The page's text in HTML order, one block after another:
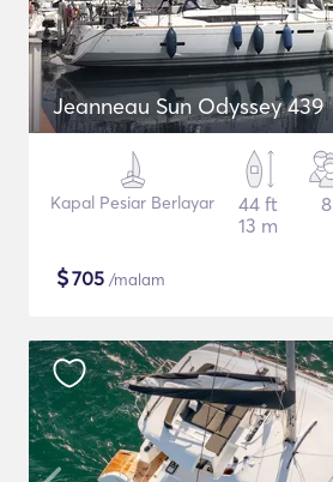
Jeanneau Sun Odyssey 439
Kapal Pesiar Berlayar
44 ft
13 m
8
$705 /malam